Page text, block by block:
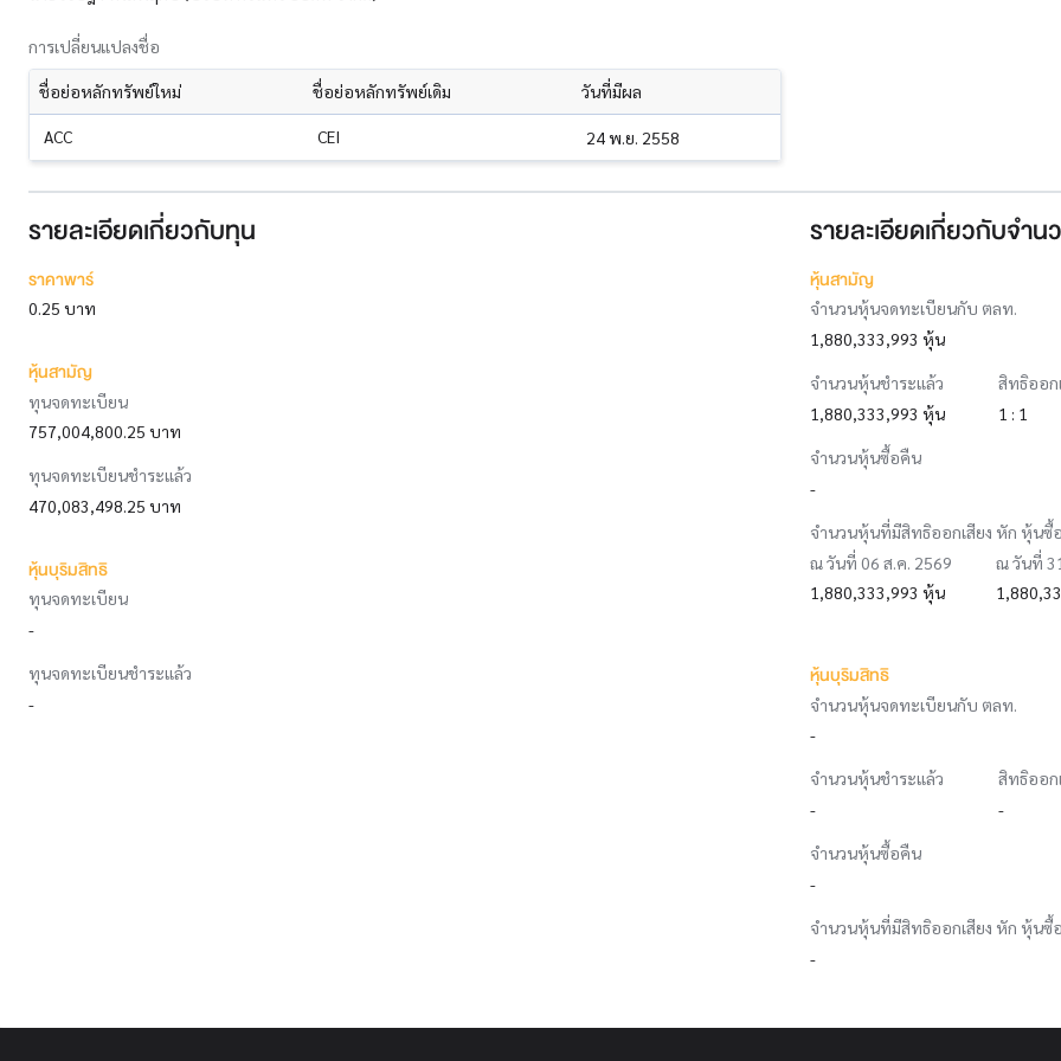
การเปลี่ยนแปลงชื่อ
ชื่อย่อหลักทรัพย์ใหม่ ชื่อย่อหลักทรัพย์เดิม วันที่มีผล
ACC CEI 24 พ.ย. 2558
รายละเอียดเกี่ยวกับทุน
ราคาพาร์
0.25 บาท
หุ้นสามัญ
ทุนจดทะเบียน
757,004,800.25 บาท
ทุนจดทะเบียนชำระแล้ว
470,083,498.25 บาท
หุ้นบุริมสิทธิ
ทุนจดทะเบียน
-
ทุนจดทะเบียนชำระแล้ว
-
รายละเอียดเกี่ยวกับจำ
หุ้นสามัญ
จำนวนหุ้นจดทะเบียนกับ ตลท.
1,880,333,993 หุ้น
จำนวนหุ้นชำระแล้ว
1,880,333,993 หุ้น
สิทธิออก
1 : 1
จำนวนหุ้นซื้อคืน
-
จำนวนหุ้นที่มีสิทธิออกเสียง หัก หุ้นซื้
ณ วันที่ 06 ส.ค. 2569
1,880,333,993 หุ้น
ณ วันที่
หุ้นบุริมสิทธิ
จำนวนหุ้นจดทะเบียนกับ ตลท.
-
จำนวนหุ้นชำระแล้ว
-
สิทธิออก
-
จำนวนหุ้นซื้อคืน
-
จำนวนหุ้นที่มีสิทธิออกเสียง หัก หุ้นซื้
-